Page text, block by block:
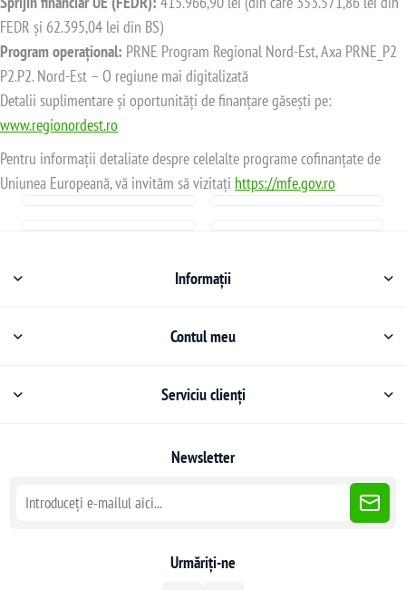
FEDR și 62.395,04 lei din BS)
Program operațional: PRNE Program Regional Nord-Est, Axa PRNE_P2
P2.P2. Nord-Est – O regiune mai digitalizată
Detalii suplimentare și oportunități de finanțare găsești pe:
www.regionordest.ro
Pentru informații detaliate despre celelalte programe cofinanțate de
Uniunea Europeană, vă invităm să vizitați https://mfe.gov.ro
Informații
Contul meu
Serviciu clienți
Newsletter
Urmăriți-ne